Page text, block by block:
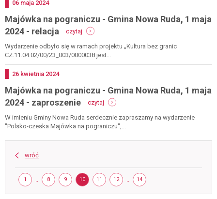
maja
2024
2024
Dodano
06 maja 2024
Majówka na pograniczu - Gmina Nowa Ruda, 1 maja
2024 - relacja
czytaj
majówka
na
pograniczu
ruda,
maja
2024
-
Wydarzenie odbyło się w ramach projektu „Kultura bez granic
CZ.11.04.02/00/23_003/0000038 jest...
Dodano
26 kwietnia 2024
Majówka na pograniczu - Gmina Nowa Ruda, 1 maja
2024 - zaproszenie
czytaj
majówka
na
pograniczu
gmina
1
maja
2024
-
W imieniu Gminy Nowa Ruda serdecznie zapraszamy na wydarzenie
"Polsko-czeska Majówka na pograniczu",...
wróć
StronaSTRONA
1 STRONA
8 STRONA
9 STRONA
10 STRONA
11 STRONA
12 STRONA
14